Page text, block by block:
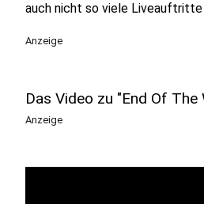
auch nicht so viele Liveauftritte
Anzeige
Das Video zu "End Of The
Anzeige